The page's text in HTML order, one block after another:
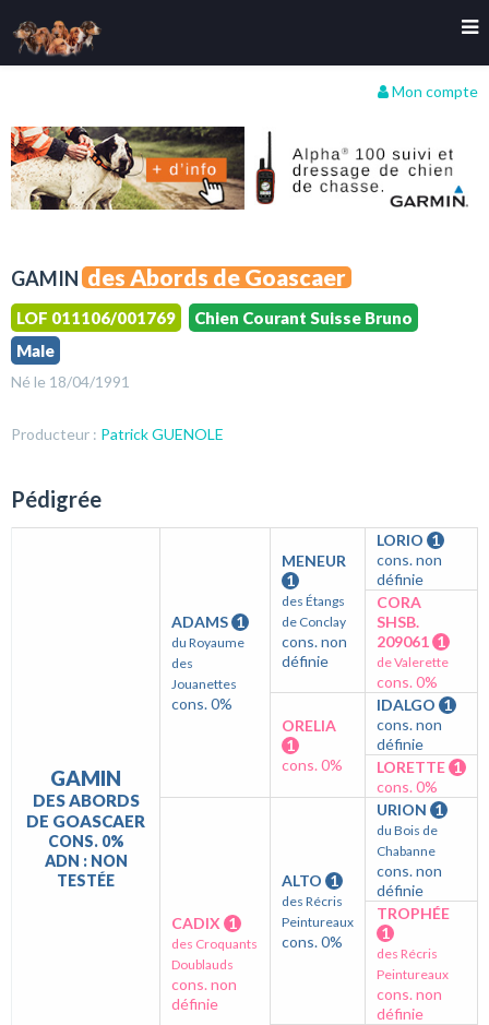
Mon compte
GAMIN des Abords de Goascaer
LOF 011106/001769
Chien Courant Suisse Bruno
Male
Né le 18/04/1991
Producteur : Patrick GUENOLE
Pédigrée
GAMIN
DES ABORDS
DE GOASCAER
CONS. 0%
ADN : NON
TESTÉE
ADAMS 1
du Royaume
des
Jouanettes
cons. 0%
MENEUR
1
des Étangs
de Conclay
cons. non
définie
LORIO 1
cons. non
définie
CORA
SHSB.
209061 1
de Valerette
cons. 0%
ORELIA
1
cons. 0%
IDALGO 1
cons. non
définie
LORETTE 1
cons. 0%
CADIX 1
des Croquants
Doublauds
cons. non
définie
ALTO 1
des Récris
Peintureaux
cons. 0%
URION 1
du Bois de
Chabanne
cons. non
définie
TROPHÉE
1
des Récris
Peintureaux
cons. non
définie